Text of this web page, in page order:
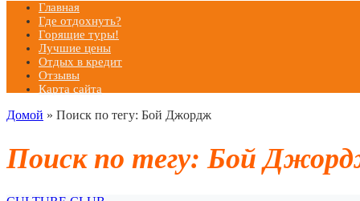
Главная
Где отдохнуть?
Горящие туры!
Лучшие цены
Отдых в кредит
Отзывы
Карта сайта
Домой » Поиск по тегу: Бой Джордж
Поиск по тегу:Бой